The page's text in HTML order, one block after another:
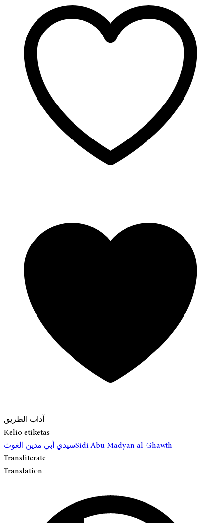
آداب الطريق
Kelio etiketas
سيدي أبي مدين الغوثSidi Abu Madyan al-Ghawth
Transliterate
Translation